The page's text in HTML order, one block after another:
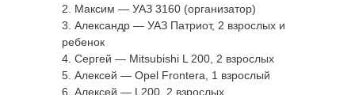
2. Максим — УАЗ 3160 (организатор)
3. Александр — УАЗ Патриот, 2 взрослых и
ребенок
4. Сергей — Mitsubishi L 200, 2 взрослых
5. Алексей — Opel Frontera, 1 взрослый
6. Алексей — L200, 2 взрослых